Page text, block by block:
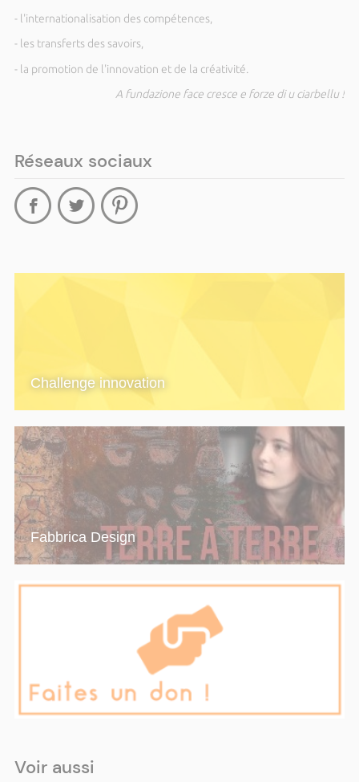
- l'internationalisation des compétences,
- les transferts des savoirs,
- la promotion de l'innovation et de la créativité.
A fundazione face cresce e forze di u ciarbellu !
Réseaux sociaux
Challenge innovation
Fabbrica Design
Voir aussi